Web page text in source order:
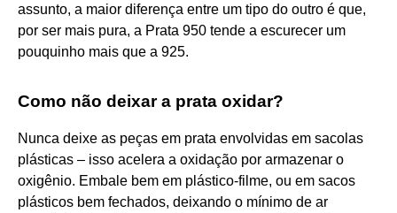
assunto, a maior diferença entre um tipo do outro é que,
por ser mais pura, a Prata 950 tende a escurecer um
pouquinho mais que a 925.
Como não deixar a prata oxidar?
Nunca deixe as peças em prata envolvidas em sacolas
plásticas – isso acelera a oxidação por armazenar o
oxigênio. Embale bem em plástico-filme, ou em sacos
plásticos bem fechados, deixando o mínimo de ar